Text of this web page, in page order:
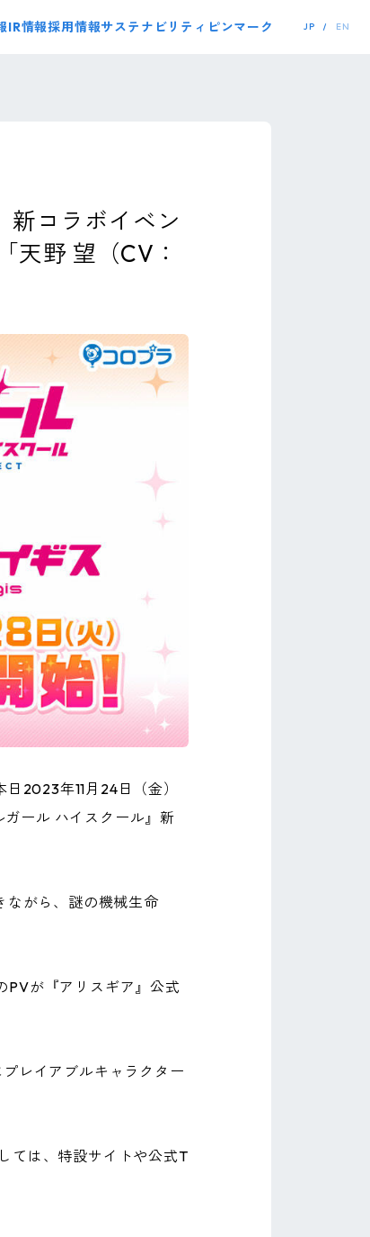
IR情報採用情報サステナビリティ ピンマーク JP EN
新コラボイベン
天野 望（CV：
2023年11月24日（金）
ール ハイスクール』新
ながら、謎の機械生命
PVが『アリスギア』公式
レイアブルキャラクター
ては、特設サイトや公式T